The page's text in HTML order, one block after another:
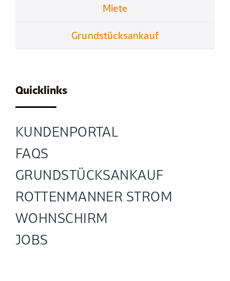
Miete
Grundstücksankauf
Quicklinks
KUNDENPORTAL
FAQS
GRUND­STÜCKS­ANKAUF
ROTTENMANNER STROM
WOHNSCHIRM
JOBS